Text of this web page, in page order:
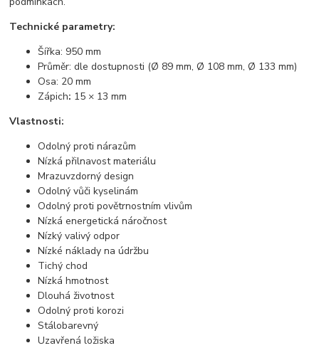
Technické parametry:
Šířka: 950 mm
Průměr: dle dostupnosti (Ø 89 mm, Ø 108 mm, Ø 133 mm)
Osa: 20 mm
Zápich: 15 × 13 mm
Vlastnosti:
Odolný proti nárazům
Nízká přilnavost materiálu
Mrazuvzdorný design
Odolný vůči kyselinám
Odolný proti povětrnostním vlivům
Nízká energetická náročnost
Nízký valivý odpor
Nízké náklady na údržbu
Tichý chod
Nízká hmotnost
Dlouhá životnost
Odolný proti korozi
Stálobarevný
Uzavřená ložiska